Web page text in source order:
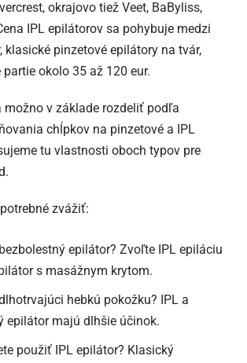
okrajovo tiež Veet, BaByliss,
IPL epilátorov sa pohybuje medzi
klasické pinzetové epilátory na tvár,
okolo 35 až 120 eur.
možno v základe rozdeliť podľa
chĺpkov na pinzetové a IPL
tu vlastnosti oboch typov pre
zvážiť:
epilátor? Zvoľte IPL epiláciu
s masážnym krytom.
hebkú pokožku? IPL a
epilátor majú dlhšie účinok.
použiť IPL epilátor? Klasický